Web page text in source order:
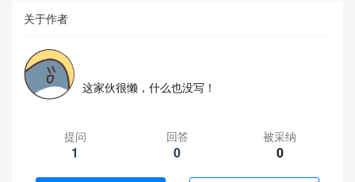
关于作者
这家伙很懒，什么也没写！
提问
1
回答
0
被采纳
0